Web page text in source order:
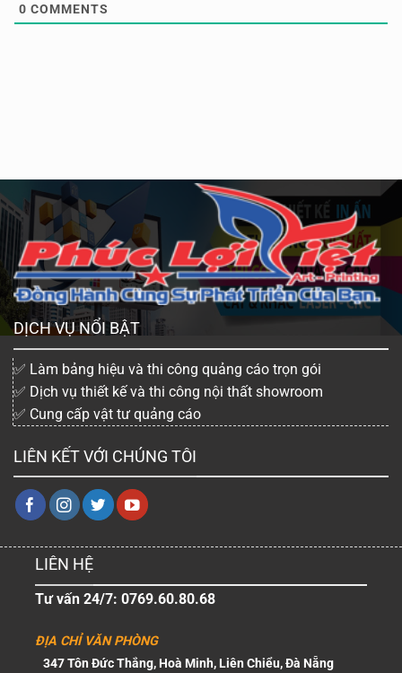
0 COMMENTS
DỊCH VỤ NỔI BẬT
✅ Làm bảng hiệu và thi công quảng cáo trọn gói
✅ Dịch vụ thiết kế và thi công nội thất showroom
✅ Cung cấp vật tư quảng cáo
LIÊN KẾT VỚI CHÚNG TÔI
LIÊN HỆ
Tư vấn 24/7: 0769.60.80.68
ĐỊA CHỈ VĂN PHÒNG
347 Tôn Đức Thắng, Hoà Minh, Liên Chiểu, Đà Nẵng